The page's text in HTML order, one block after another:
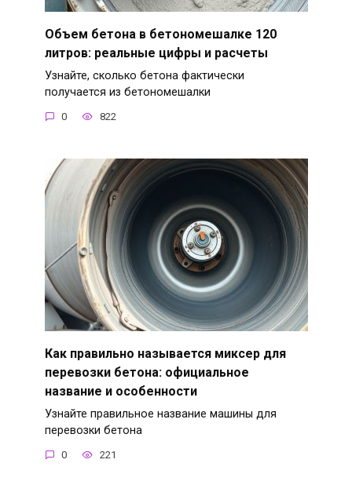
Объем бетона в бетономешалке 120
литров: реальные цифры и расчеты
Узнайте, сколько бетона фактически
получается из бетономешалки
0 822
Как правильно называется миксер для
перевозки бетона: официальное
название и особенности
Узнайте правильное название машины для
перевозки бетона
0 221